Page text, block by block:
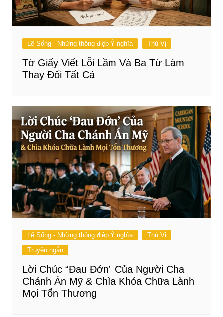
Lẽ Sống - Những thông điệp Ý nghĩa Thú Vị
Tờ Giấy Viết Lỗi Lầm Và Ba Từ Làm
Thay Đổi Tất Cả
Lẽ Sống - Những thông điệp Ý nghĩa
Thú Vị
Truyện ngắn
Lời Chúc “Đau Đớn” Của Người Cha
Chánh Án Mỹ & Chìa Khóa Chữa Lành
Mọi Tổn Thương